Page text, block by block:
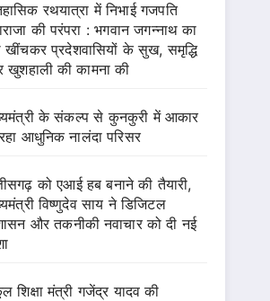
रथयात्रा में निभाई गजपति
की परंपरा : भगवान जगन्नाथ का
खींचकर प्रदेशवासियों के सुख, समृद्धि
खुशहाली की कामना की
के संकल्प से कुनकुरी में आकार
आधुनिक नालंदा परिसर
को एआई हब बनाने की तैयारी,
विष्णुदेव साय ने डिजिटल
और तकनीकी नवाचार को दी नई
शिक्षा मंत्री गजेंद्र यादव की